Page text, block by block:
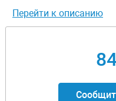
Перейти к описанию